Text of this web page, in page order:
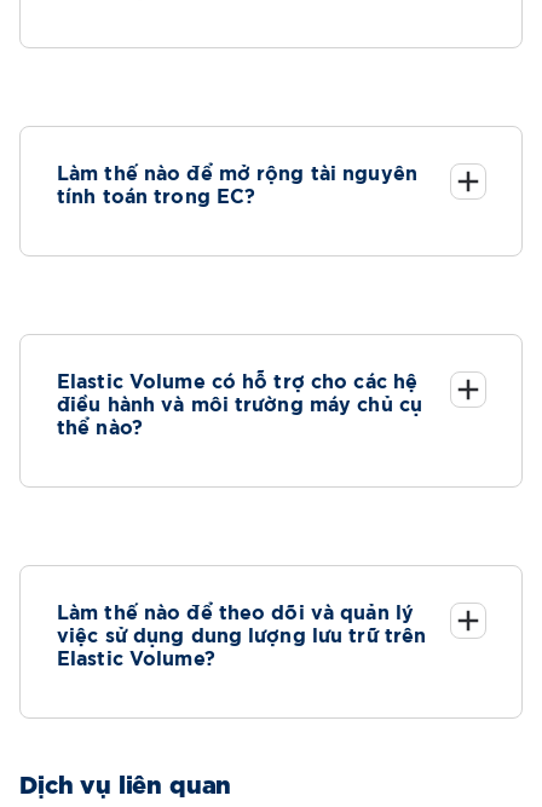
Làm thế nào để mở rộng tài nguyên
tính toán trong EC?
Elastic Volume có hỗ trợ cho các hệ
điều hành và môi trường máy chủ cụ
thể nào?
Làm thế nào để theo dõi và quản lý
việc sử dụng dung lượng lưu trữ trên
Elastic Volume?
Dịch vụ liên quan